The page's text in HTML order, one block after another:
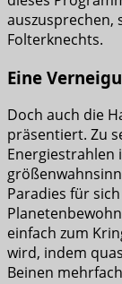
auszusprechen,
Folterknechts.
Eine
Doch auch die
präsentiert. Zu
Energiestrahlen
Paradies für
einfach zum
wird, indem
Beinen